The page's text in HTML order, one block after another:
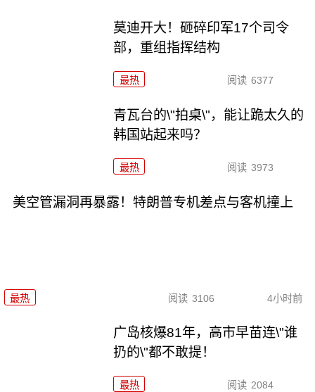
莫迪开大！砸碎印军17个司令
部，重组指挥结构
最热 阅读 6377
青瓦台的\"拍桌\"，能让跪太久的
韩国站起来吗？
最热 阅读 3973
美空管漏洞再暴露！特朗普专机差点与客机撞上
最热 阅读 3106 4小时前
广岛核爆81年，高市早苗连\"谁
扔的\"都不敢提！
最热 阅读 2084